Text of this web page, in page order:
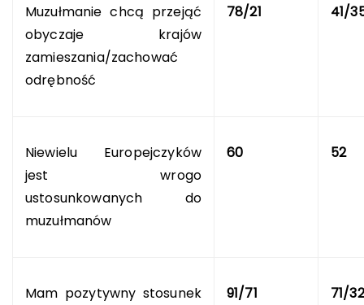
Muzułmanie chcą przejąć
obyczaje krajów
zamieszania/zachować
odrębność
78/21 41/
Niewielu Europejczyków
jest wrogo
ustosunkowanych do
muzułmanów
60 52
Mam pozytywny stosunek
91/71 71/32